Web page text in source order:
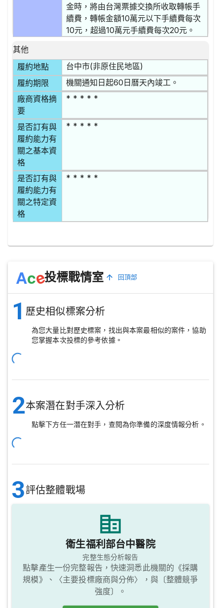
金時，將由台灣票據交換所收取轉帳手
續費，轉帳金額10萬元以下手續費每次
10元，超過10萬元手續費每次20元。
其他
履約地點
台中市(非原住民地區)
履約期限 機關通知日起60日曆天內竣工。
廠商資格摘
要
* * * * *
是否訂有與
履約能力有
關之基本資
格
* * * * *
是否訂有與
履約能力有
關之特定資
格
* * * * *
Ace投標戰情室 回頂部
1 歷史相似標案分析
為您大量比對歷史標案，找出與本案最相似的案件，協助
您掌握本次投標的參考依據。
2本案潛在對手深入分析
點擊下方任一潛在對手，查閱為你準備的深度情報分析。
3評估整體戰場
衛生福利部台中醫院
完整生態分析報告
點擊產生一份完整報告，快速洞悉此機關的《採購
規模》、〈主要投標廠商與分佈〉，與〔整體競爭
強度〕。